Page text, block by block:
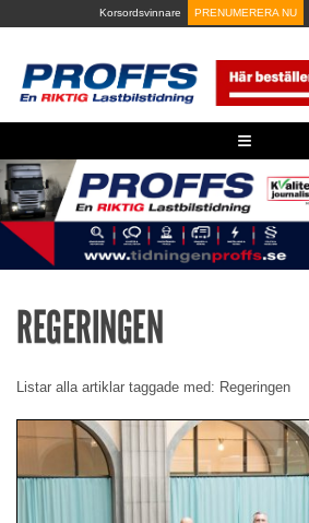
to
Korsordsvinnare PRENUMERERA NU
≡
REGERINGEN
Listar alla artiklar taggade med: Regeringen